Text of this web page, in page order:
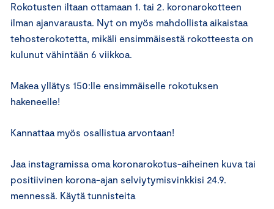
Rokotusten iltaan ottamaan 1. tai 2. koronarokotteen
ilman ajanvarausta. Nyt on myös mahdollista aikaistaa
tehosterokotetta, mikäli ensimmäisestä rokotteesta on
kulunut vähintään 6 viikkoa.
Makea yllätys 150:lle ensimmäiselle rokotuksen
hakeneelle!
Kannattaa myös osallistua arvontaan!
Jaa instagramissa oma koronarokotus-aiheinen kuva tai
positiivinen korona-ajan selviytymisvinkkisi 24.9.
mennessä. Käytä tunnisteita